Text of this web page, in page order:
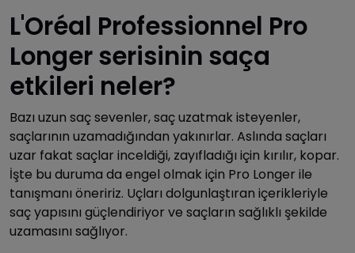
L'Oréal Professionnel Pro
Longer serisinin saça
etkileri neler?
Bazı uzun saç sevenler, saç uzatmak isteyenler,
saçlarının uzamadığından yakınırlar. Aslında saçları
uzar fakat saçlar inceldiği, zayıfladığı için kırılır, kopar.
İşte bu duruma da engel olmak için Pro Longer ile
tanışmanı öneririz. Uçları dolgunlaştıran içerikleriyle
saç yapısını güçlendiriyor ve saçların sağlıklı şekilde
uzamasını sağlıyor.